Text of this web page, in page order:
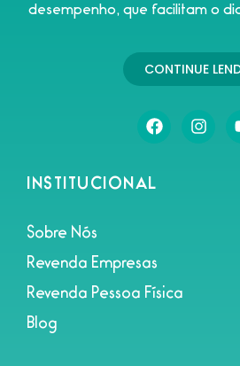
desempenho, que facilitam o
CONTINUE
INSTITUCIONAL
Sobre Nós
Revenda Empresas
Revenda Pessoa Física
Blog